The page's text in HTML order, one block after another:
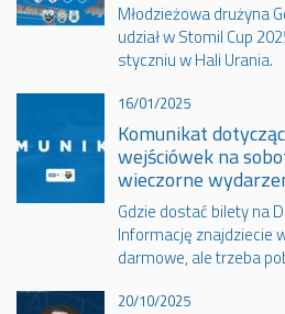
Młodzieżowa drużyna
udział w Stomil Cup
styczniu w Hali Urania.
16/01/2025
Komunikat
wejściówek na
wieczorne
Gdzie dostać bilety na
Informację znajdziecie
darmowe, ale trzeba
20/10/2025